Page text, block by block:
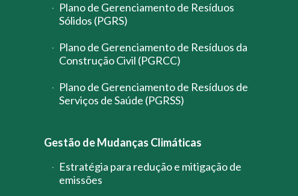
Plano de Gerenciamento de Resíduos
Sólidos (PGRS)
Plano de Gerenciamento de Resíduos da
Construção Civil (PGRCC)
Plano de Gerenciamento de Resíduos de
Serviços de Saúde (PGRSS)
Gestão de Mudanças Climáticas
Estratégia para redução e mitigação de
emissões